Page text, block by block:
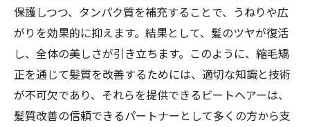
保護しつつ、タンパク質を補充することで、うねりや広
がりを効果的に抑えます。結果として、髪のツヤが復活
し、全体の美しさが引き立ちます。このように、縮毛矯
正を通じて髪質を改善するためには、適切な知識と技術
が不可欠であり、それらを提供できるビートヘアーは、
髪質改善の信頼できるパートナーとして多くの方から支